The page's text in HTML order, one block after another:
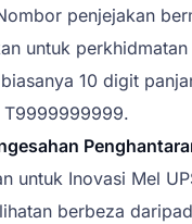
penjejakan
untuk perkhidmatan
10 digit
T9999999999.
untuk Inovasi Mel
berbeza